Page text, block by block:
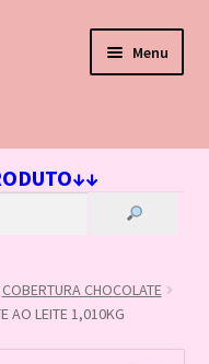
Menu
COBERTURA CHOCOLATE
AO LEITE 1,010KG